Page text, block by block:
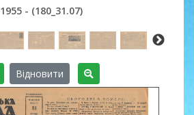
1955 - (180_31.07)
Відновити